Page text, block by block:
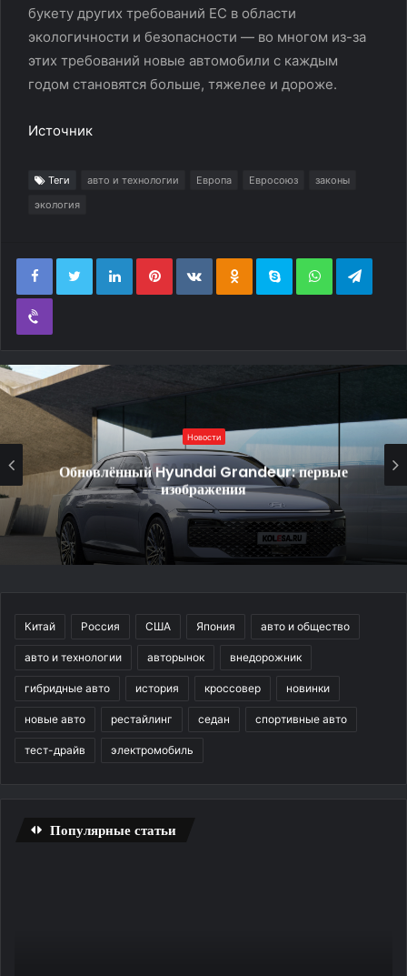
букету других требований ЕС в области
экологичности и безопасности — во многом из-за
этих требований новые автомобили с каждым
годом становятся больше, тяжелее и дороже.
Источник
Теги авто и технологии Европа Евросоюз
законы
экология
LinkedInPinterestВконтактеОдноклассники
Skype WhatsApp
Viber
Новости
Обновлённый Hyundai Grandeur: первые
изображения
Китай Россия США Япония авто и общество
авто и технологии авторынок внедорожник
гибридные авто история кроссовер новинки
новые авто рестайлинг седан спортивные авто
тест-драйв электромобиль
Популярные статьи